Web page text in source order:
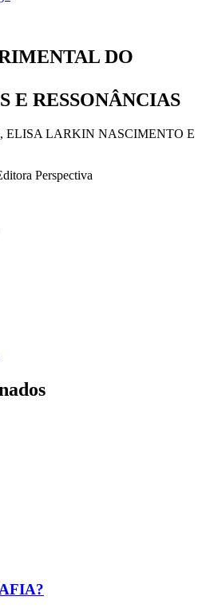
DO
E RESSONÂNCIAS
ELISA LARKIN NASCIMENTO E
Perspectiva